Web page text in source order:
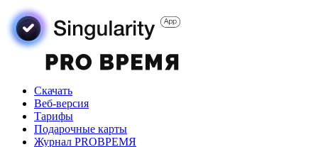
Скачать
Веб-версия
Тарифы
Подарочные карты
Журнал PROВРЕМЯ